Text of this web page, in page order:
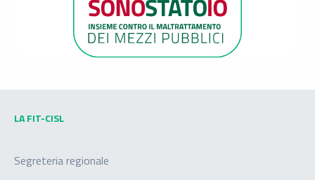
LA FIT-CISL
Segreteria regionale